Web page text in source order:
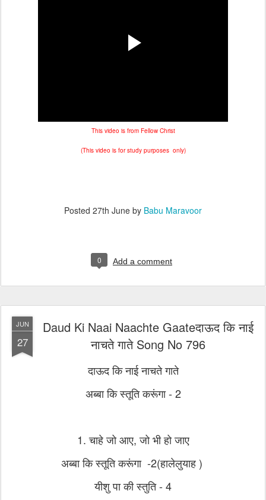
This video is from Fellow Christ
(This video is for study purposes only)
Posted 27th June by Babu Maravoor
0 Add a comment
JUN
27
Daud Ki Naai Naachte Gaateदाऊद कि नाई
नाचते गाते Song No 796
दाऊद कि नाई नाचते गाते
अब्बा कि स्तूति करूंगा - 2
1. चाहे जो आए, जो भी हो जाए
अब्बा कि स्तूति करूंगा -2(हालेलुयाह )
यीशु पा की स्तुति - 4